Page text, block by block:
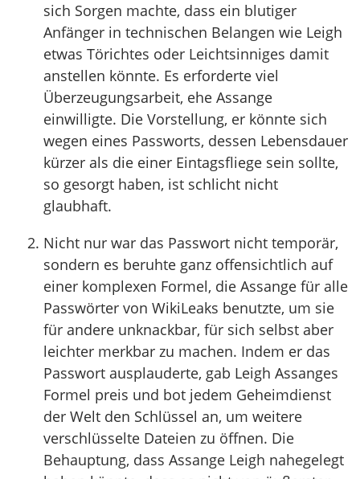
sich Sorgen machte, dass ein blutiger
Anfänger in technischen Belangen wie Leigh
etwas Törichtes oder Leichtsinniges damit
anstellen könnte. Es erforderte viel
Überzeugungsarbeit, ehe Assange
einwilligte. Die Vorstellung, er könnte sich
wegen eines Passworts, dessen Lebensdauer
kürzer als die einer Eintagsfliege sein sollte,
so gesorgt haben, ist schlicht nicht
glaubhaft.
Nicht nur war das Passwort nicht temporär,
sondern es beruhte ganz offensichtlich auf
einer komplexen Formel, die Assange für alle
Passwörter von WikiLeaks benutzte, um sie
für andere unknackbar, für sich selbst aber
leichter merkbar zu machen. Indem er das
Passwort ausplauderte, gab Leigh Assanges
Formel preis und bot jedem Geheimdienst
der Welt den Schlüssel an, um weitere
verschlüsselte Dateien zu öffnen. Die
Behauptung, dass Assange Leigh nahegelegt